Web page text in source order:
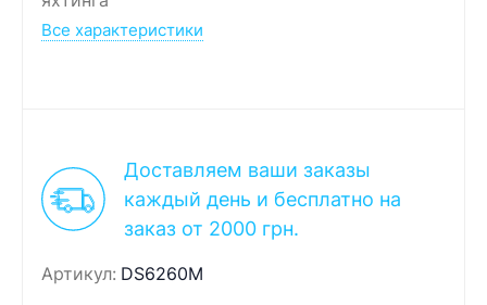
Все характеристики
Доставляем ваши заказы
каждый день и бесплатно на
заказ от 2000 грн.
Артикул: DS6260M